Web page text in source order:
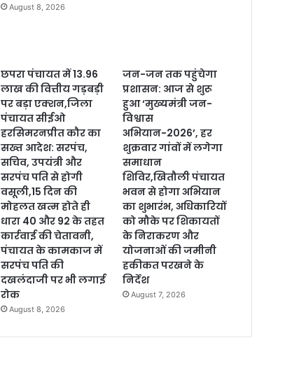
August 8, 2026
छपरा पंचायत में 13.96
लाख की वित्तीय गड़बड़ी
पर बड़ा एक्शन,जिला
पंचायत सीईओ
हरसिमरनप्रीत कौर का
सख्त आदेश: सरपंच,
सचिव, उपयंत्री और
सरपंच पति से होगी
वसूली,15 दिन की
मोहलत खत्म होते ही
धारा 40 और 92 के तहत
कार्रवाई की चेतावनी,
पंचायत के कामकाज में
सरपंच पति की
दखलंदाजी पर भी लगाई
रोक
August 8, 2026
जन-जन तक पहुंचेगा
प्रशासन: आज से शुरू
हुआ ‘मुख्यमंत्री जन-
विश्वास
अभियान-2026’, हर
शुक्रवार गांवों में लगेगा
समाधान
शिविर,खितौली पंचायत
भवन से होगा अभियान
का शुभारंभ, अधिकारियों
को मौके पर शिकायतों
के निराकरण और
योजनाओं की जमीनी
हकीकत परखने के
निर्देश
August 7, 2026